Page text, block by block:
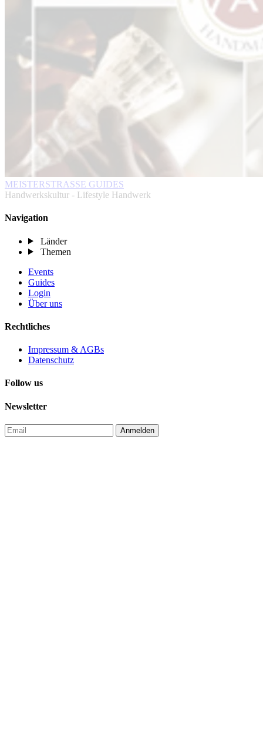
MEISTERSTRASSE GUIDES
Handwerkskultur - Lifestyle Handwerk
Navigation
Länder
Themen
Events
Guides
Login
Über uns
Rechtliches
Impressum & AGBs
Datenschutz
Follow us
Newsletter
Anmelden